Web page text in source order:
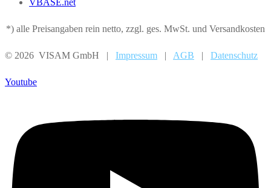
*) alle Preisangaben rein netto, zzgl. ges. MwSt. und Versandkosten
© 2026 VISAM GmbH | Impressum | AGB | Datenschutz
Youtube